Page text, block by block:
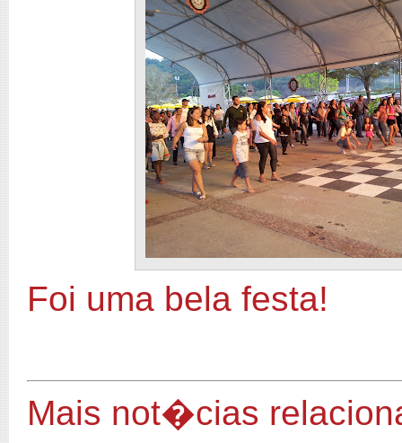
Foi uma bela festa!
Mais not�cias